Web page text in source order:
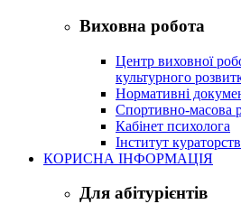
Виховна робота
Центр виховної
культурного
Нормативні
Спортивно-масова
Кабінет психолога
Інститут
КОРИСНА ІНФОРМАЦІЯ
Для абітурієнтів